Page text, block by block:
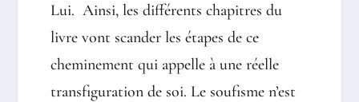
Lui. Ainsi, les différents chapitres du
livre vont scander les étapes de ce
cheminement qui appelle à une réelle
transfiguration de soi. Le soufisme n’est